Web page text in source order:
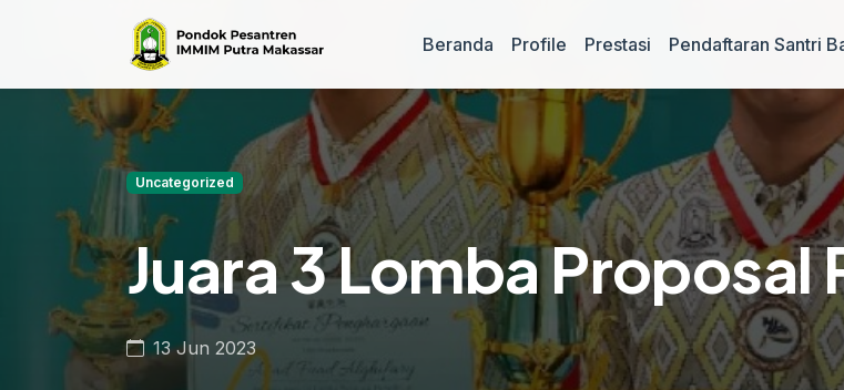
Beranda Profile Prestasi Pendaftaran Santri
Uncategorized
Juara 3 Lomba Proposal
13 Jun 2023